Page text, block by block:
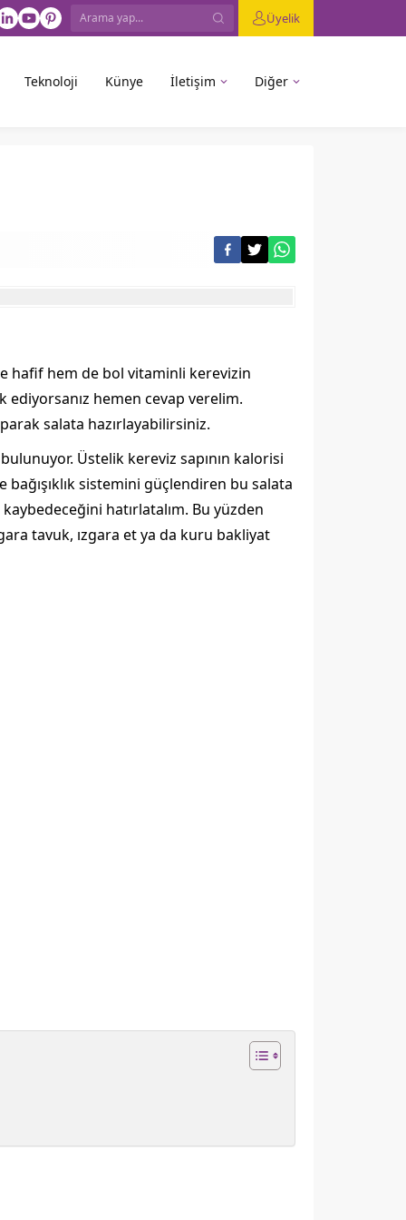
Üyelik
Teknoloji Künye İletişim Diğer
hafif hem de bol vitaminli kerevizin
ediyorsanız hemen cevap verelim.
salata hazırlayabilirsiniz.
Üstelik kereviz sapının kalorisi
sistemini güçlendiren bu salata
hatırlatalım. Bu yüzden
tavuk, ızgara et ya da kuru bakliyat